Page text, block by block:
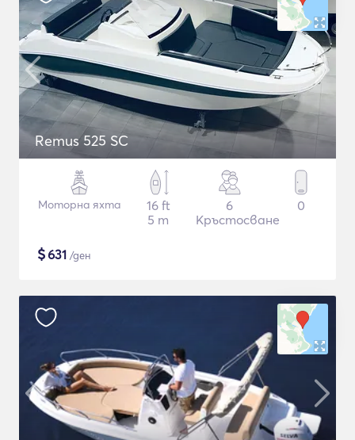
Remus 525 SC
Моторна яхта
16 ft
5 m
6
Кръстосване
0
$631 /ден